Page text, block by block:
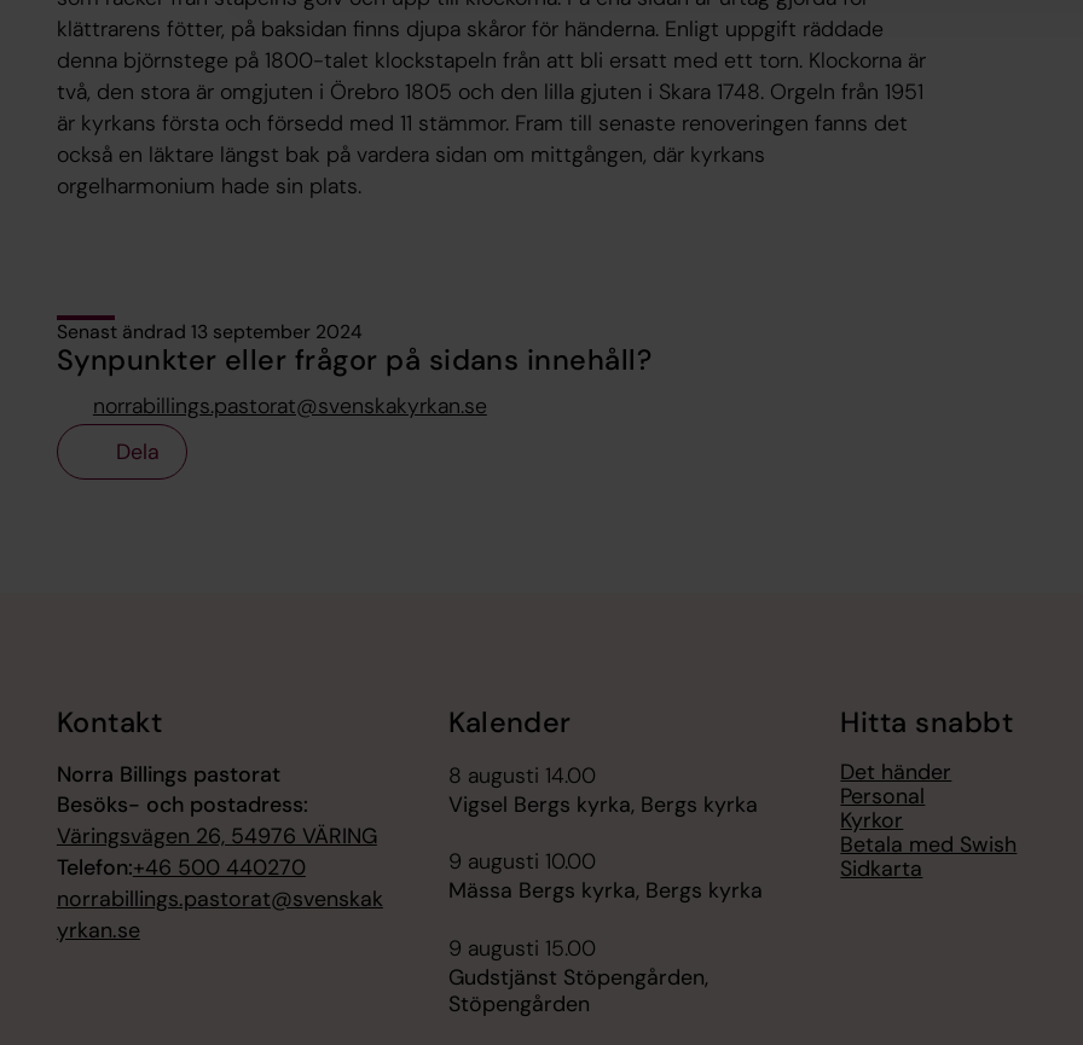
klättrarens fötter, på baksidan finns djupa skåror för händerna. Enligt uppgift räddade
denna björnstege på 1800-talet klockstapeln från att bli ersatt med ett torn. Klockorna är
två, den stora är omgjuten i Örebro 1805 och den lilla gjuten i Skara 1748. Orgeln från 1951
är kyrkans första och försedd med 11 stämmor. Fram till senaste renoveringen fanns det
också en läktare längst bak på vardera sidan om mittgången, där kyrkans
orgelharmonium hade sin plats.
Senast ändrad 13 september 2024
Synpunkter eller frågor på sidans innehåll?
norrabillings.pastorat@svenskakyrkan.se
Dela
Kontakt
Norra Billings pastorat
Besöks- och postadress:
Väringsvägen 26, 54976 VÄRING
Telefon:+46 500 440270
norrabillings.pastorat@svenskak
yrkan.se
Kalender
8 augusti 14.00
Vigsel Bergs kyrka, Bergs kyrka
9 augusti 10.00
Mässa Bergs kyrka, Bergs kyrka
9 augusti 15.00
Gudstjänst Stöpengården,
Stöpengården
Hitta snabbt
Det händer
Personal
Kyrkor
Betala med Swish
Sidkarta